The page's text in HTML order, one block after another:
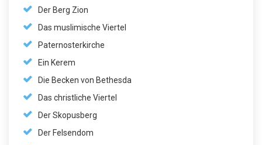
Der Berg Zion
Das muslimische Viertel
Paternosterkirche
Ein Kerem
Die Becken von Bethesda
Das christliche Viertel
Der Skopusberg
Der Felsendom